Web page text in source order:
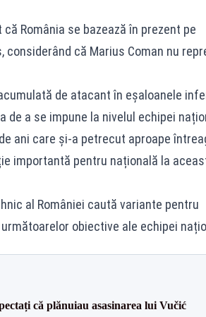
România se bazează în prezent pe
considerând că Marius Coman nu
de atacant în eșaloanele
a se impune la nivelul echipei
ani care și-a petrecut aproape
importantă pentru națională la
al României caută variante pentru
obiective ale echipei
că plănuiau asasinarea lui Vučić